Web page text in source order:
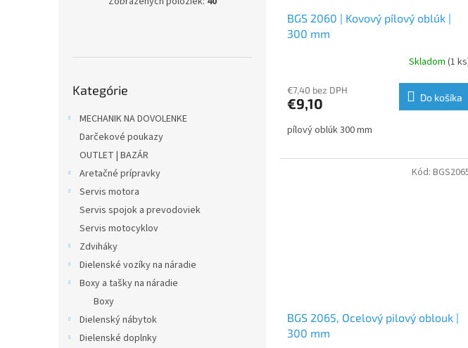
kategórie
Kategórie
MECHANIK NA DOVOLENKE
Darčekové poukazy
OUTLET | BAZÁR
Aretačné prípravky
Servis motora
Servis spojok a prevodoviek
Servis motocyklov
Zdviháky
Dielenské vozíky na náradie
Boxy a tašky na náradie
Boxy
Dielenský nábytok
Dielenské doplnky
BGS 2060 | Kovový pílový oblúk |
300 mm
Skladom (1
€7,40 bez DPH
€9,10 Do košíka
pílový oblúk 300 mm
BGS 2065, Ocelový pilový oblouk |
300 mm
Kód: